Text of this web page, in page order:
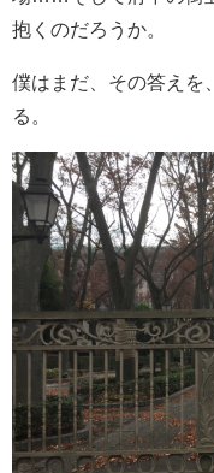
抱くのだろうか。
僕はまだ、その答えを
る。